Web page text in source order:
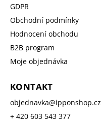
GDPR
Obchodní podmínky
Hodnocení obchodu
B2B program
Moje objednávka
KONTAKT
objednavka@ipponshop.cz
+ 420 603 543 377